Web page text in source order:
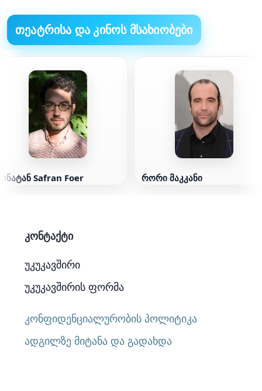
თეატრისა და კინოს მსახიობები
Safran Foer რორი მაკკანი
კონტაქტი
უკუკავშირი
უკუკავშირის ფორმა
კონფიდენციალურობის პოლიტიკა
ადგილზე მიტანა და გადახდა